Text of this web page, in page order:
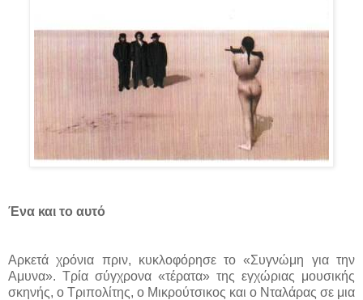
Ένα και το αυτό
Αρκετά χρόνια πριν, κυκλοφόρησε το «Συγνώμη για την
Αμυνα». Τρία σύγχρονα «τέρατα» της εγχώριας μουσικής
σκηνής, ο Τριπολίτης, ο Μικρούτσικος και ο Νταλάρας σε μια